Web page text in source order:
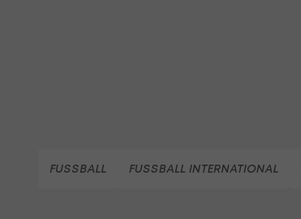
FUSSBALL FUSSBALL INTERNATIONAL